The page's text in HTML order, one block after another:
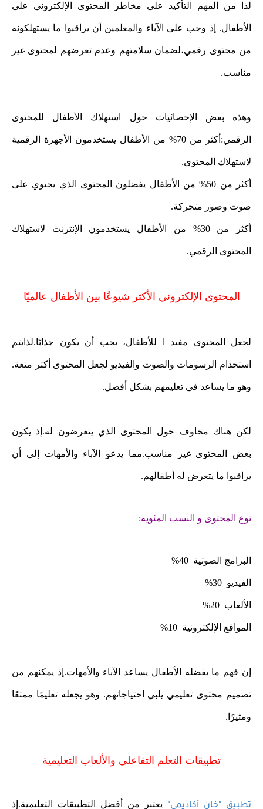
لذا من المهم التأكيد على مخاطر المحتوى الإلكتروني على
الأطفال. إذ وجب على الآباء والمعلمين أن يراقبوا ما يستهلكونه
من محتوى رقمي،لضمان سلامتهم وعدم تعرضهم لمحتوى غير
مناسب.
وهذه بعض الإحصائيات حول استهلاك الأطفال للمحتوى
الرقمي:أكثر من 70% من الأطفال يستخدمون الأجهزة الرقمية
لاستهلاك المحتوى.
أكثر من 50% من الأطفال يفضلون المحتوى الذي يحتوي على
صوت وصور متحركة.
أكثر من 30% من الأطفال يستخدمون الإنترنت لاستهلاك
المحتوى الرقمي.
المحتوى الإلكتروني الأكثر شيوعًا بين الأطفال عالميًا
لجعل المحتوى مفيد ا للأطفال، يجب أن يكون جذابًا.لذايتم
استخدام الرسومات والصوت والفيديو لجعل المحتوى أكثر متعة.
وهو ما يساعد في تعليمهم بشكل أفضل.
لكن هناك مخاوف حول المحتوى الذي يتعرضون له.إذ يكون
بعض المحتوى غير مناسب.مما يدعو الآباء والأمهات إلى أن
يراقبوا ما يتعرض له أطفالهم.
نوع المحتوى و النسب المئوية:
البرامج الصوتية 40%
الفيديو 30%
الألعاب 20%
المواقع الإلكترونية 10%
إن فهم ما يفضله الأطفال يساعد الآباء والأمهات.إذ يمكنهم من
تصميم محتوى تعليمي يلبي احتياجاتهم. وهو يجعله تعليمًا ممتعًا
ومثيرًا.
تطبيقات التعلم التفاعلي والألعاب التعليمية
تطبيق "خان أكاديمي" يعتبر من أفضل التطبيقات التعليمية.إذ